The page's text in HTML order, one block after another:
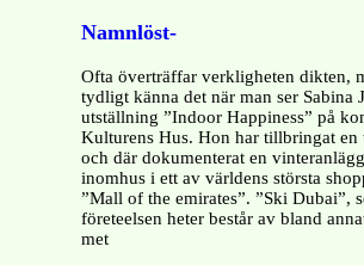
Namnlöst-
Ofta överträffar verkligheten dikten,
tydligt känna det när man ser Sabina
utställning ”Indoor Happiness” på
Kulturens Hus. Hon har tillbringat en
och där dokumenterat en
inomhus i ett av världens största
”Mall of the emirates”. ”Ski Dubai”,
företeelsen heter består av bland
met